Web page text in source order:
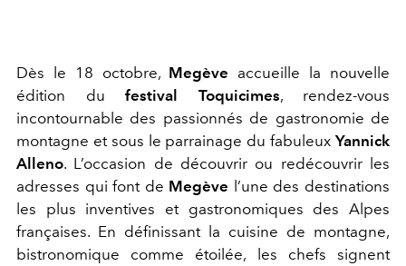
Dès le 18 octobre, Megève accueille la nouvelle
édition du
festival Toquicimes, rendez-vous
incontournable des passionnés de gastronomie de
montagne et sous le parrainage du fabuleux Yannick
Alleno. L’occasion de découvrir ou redécouvrir les
adresses qui font de Megève l’une des destinations
les plus inventives et gastronomiques des Alpes
françaises. En définissant la cuisine de montagne,
bistronomique comme étoilée, les chefs signent